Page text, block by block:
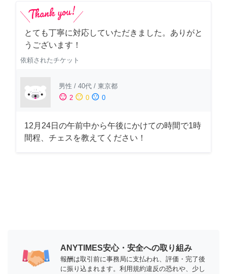
とても丁寧に対応していただきました。ありがと
うございます！
依頼されたチケット
男性 / 40代 / 東京都
sentiment_satisfied 2 sentiment_neutral 0 sentiment_dissatisfied 0
12月24日の午前中から午後にかけての時間で1時
間程、チェスを教えてください！
ANYTIMES安心・安全への取り組み
報酬は取引前に事務局に支払われ、評価・完了後
に振り込まれます。利用規約違反の恐れや、少し